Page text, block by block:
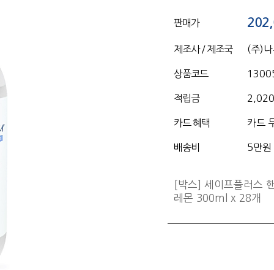
판매가
제조사 / 제조국 (주)
상품코드
적립금
카드 혜택 카드
배송비 5만원
[박스] 세이프플러스
레몬 300ml x 28개